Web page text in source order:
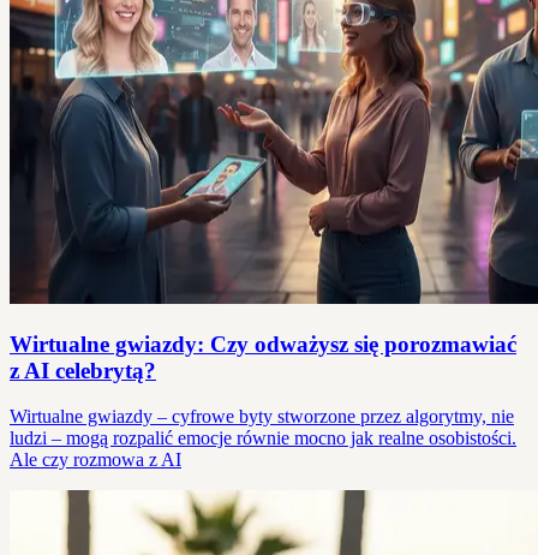
Wirtualne gwiazdy: Czy odważysz się porozmawiać
z AI celebrytą?
Wirtualne gwiazdy – cyfrowe byty stworzone przez algorytmy, nie
ludzi – mogą rozpalić emocje równie mocno jak realne osobistości.
Ale czy rozmowa z AI